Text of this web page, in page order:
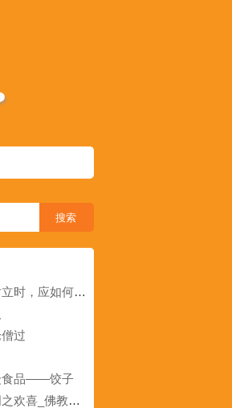
个人利益与佛法相对立时，应如何取舍?
过
食品――饺子
佛教名词：佛教名词之欢喜_佛教中的欢喜是什么意思_佛教欢喜的意思